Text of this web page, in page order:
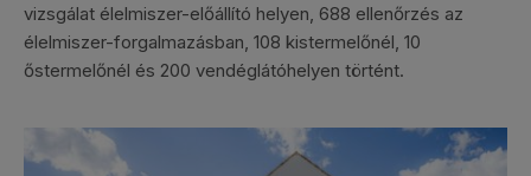
vizsgálat élelmiszer-előállító helyen, 688 ellenőrzés az
élelmiszer-forgalmazásban, 108 kistermelőnél, 10
őstermelőnél és 200 vendéglátóhelyen történt.